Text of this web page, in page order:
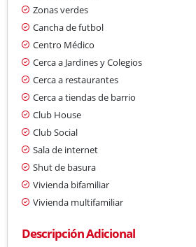
Zonas verdes
Cancha de futbol
Centro Médico
Cerca a Jardines y Colegios
Cerca a restaurantes
Cerca a tiendas de barrio
Club House
Club Social
Sala de internet
Shut de basura
Vivienda bifamiliar
Vivienda multifamiliar
Descripción Adicional